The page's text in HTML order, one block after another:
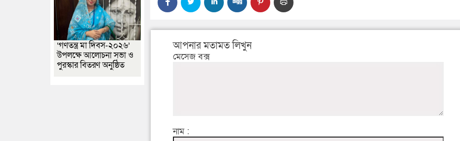
আপনার মতামত লিখুন
মেসেজ বক্স
নাম :
‘গণতন্ত্র মা দিবস-২০২৬’
উপলক্ষে আলোচনা সভা ও
পুরস্কার বিতরণ অনুষ্ঠিত